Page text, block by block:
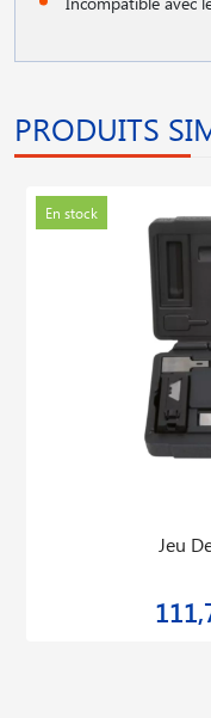
PRODUITS
En stock
Jeu